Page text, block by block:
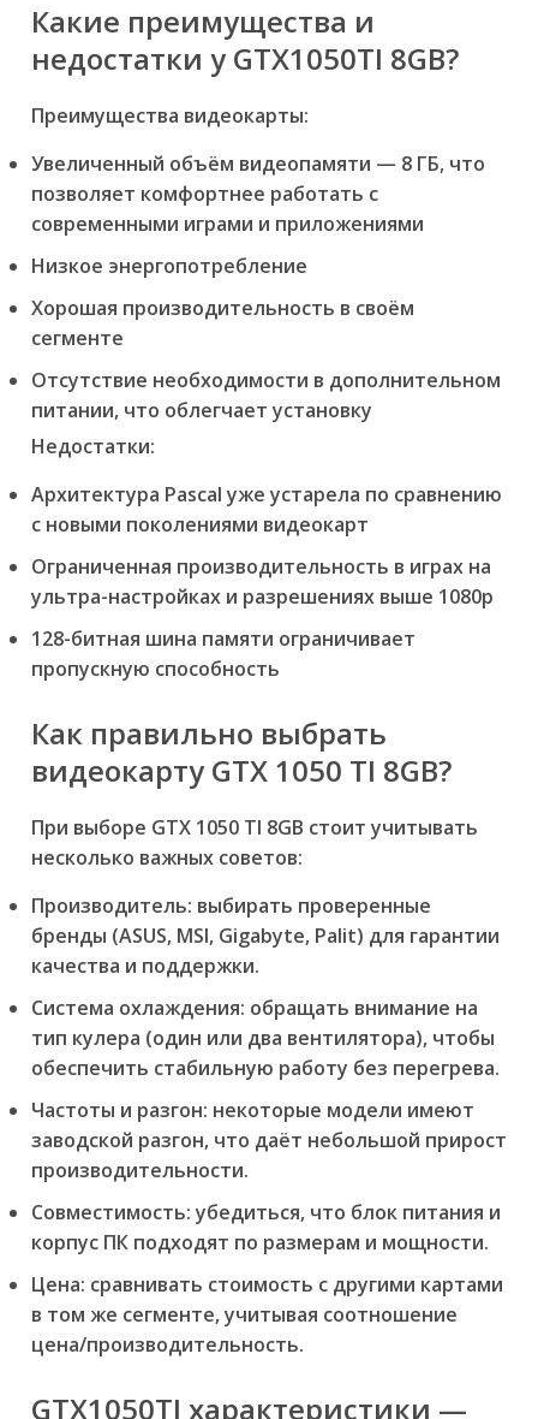
Какие преимущества и
недостатки у GTX1050TI 8GB?
Преимущества видеокарты:
Увеличенный объём видеопамяти — 8 ГБ, что
позволяет комфортнее работать с
современными играми и приложениями
Низкое энергопотребление
Хорошая производительность в своём
сегменте
Отсутствие необходимости в дополнительном
питании, что облегчает установку
Недостатки:
Архитектура Pascal уже устарела по сравнению
с новыми поколениями видеокарт
Ограниченная производительность в играх на
ультра-настройках и разрешениях выше 1080p
128-битная шина памяти ограничивает
пропускную способность
Как правильно выбрать
видеокарту GTX 1050 TI 8GB?
При выборе GTX 1050 TI 8GB стоит учитывать
несколько важных советов:
Производитель: выбирать проверенные
бренды (ASUS, MSI, Gigabyte, Palit) для гарантии
качества и поддержки.
Система охлаждения: обращать внимание на
тип кулера (один или два вентилятора), чтобы
обеспечить стабильную работу без перегрева.
Частоты и разгон: некоторые модели имеют
заводской разгон, что даёт небольшой прирост
производительности.
Совместимость:убедиться, что блок питания и
корпус ПК подходят по размерам и мощности.
Цена: сравнивать стоимость с другими картами
в том же сегменте, учитывая соотношение
цена/производительность.
GTX1050TI характеристики —